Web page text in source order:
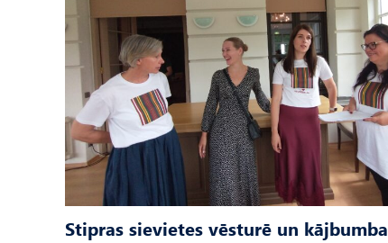
Stipras sievietes vēsturē un kājbumba